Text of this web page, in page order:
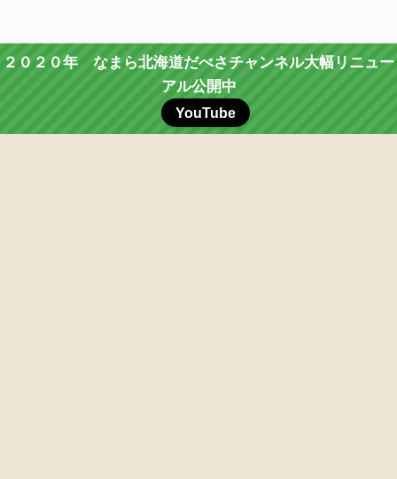
２０２０年 なまら北海道だべさチャンネル大幅リニュー
アル公開中
YouTube